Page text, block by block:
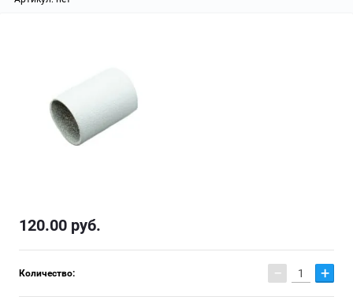
120.00 руб.
Количество: − +